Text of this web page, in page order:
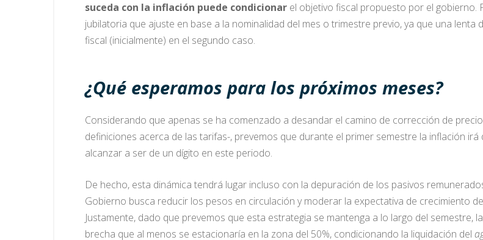
suceda con la inflación puede condicionar el objetivo fiscal propuesto por el gobierno.
jubilatoria que ajuste en base a la nominalidad del mes o trimestre previo, ya que una
fiscal (inicialmente) en el segundo caso.
¿Qué esperamos para los próximos meses?
Considerando que apenas se ha comenzado a desandar el camino de corrección de
definiciones acerca de las tarifas-, prevemos que durante el primer semestre la inflación
alcanzar a ser de un dígito en este periodo.
De hecho, esta dinámica tendrá lugar incluso con la depuración de los pasivos
Gobierno busca reducir los pesos en circulación y moderar la expectativa de crecimiento
Justamente, dado que prevemos que esta estrategia se mantenga a lo largo del
brecha que al menos se estacionaría en la zona del 50%, condicionando la liquidación del